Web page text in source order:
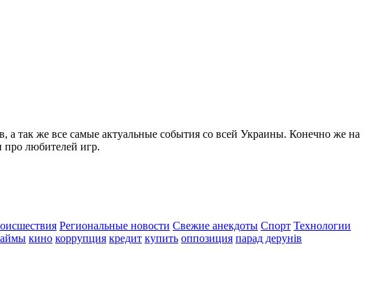
а так же все самые актуальные события со всей Украины. Конечно же на
про любителей игр.
Региональные новости Свежие анекдоты Спорт Технологии
кино коррупция кредит купить оппозиция парад дерунів